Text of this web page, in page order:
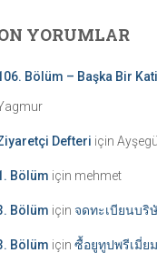
YORUMLAR
Bölüm – Başka Bir Katil
Defteri için
Bölüm için mehmet
Bölüm için จดทะเบียนบริ
Bölüm için ซื้อยูทูปพรีเมี่ยม